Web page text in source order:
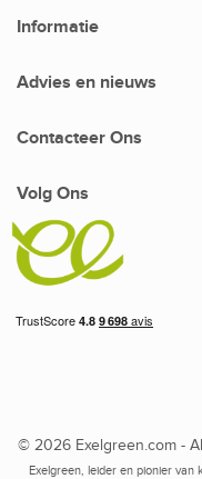
Contacteer Ons
Volg Ons
Informatie
Advies en nieuws
© 2026 Exelgreen.com -
Exelgreen, leider en pionier